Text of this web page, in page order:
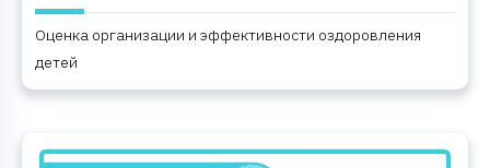
Оценка организации и эффективности оздоровления
детей